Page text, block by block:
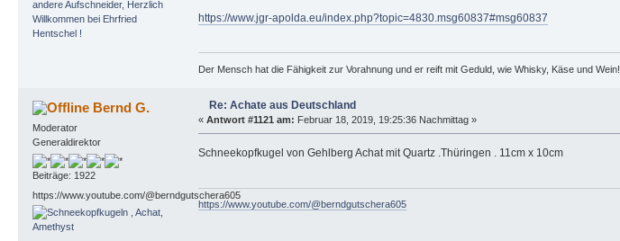
https://www.jgr-apolda.eu/index.php?topic=4830.msg60837#msg60837
Der Mensch hat die Fähigkeit zur Vorahnung und er reift mit Geduld, wie Whisky, Käse und Wein!
Bernd G.
Moderator
Generaldirektor
Beiträge: 1922
https://www.youtube.com/@berndgutschera605
Re: Achate aus Deutschland
« Antwort #1121 am: Februar 18, 2019, 19:25:36 Nachmittag »
Schneekopfkugel von Gehlberg Achat mit Quartz .Thüringen . 11cm x 10cm
https://www.youtube.com/@berndgutschera605